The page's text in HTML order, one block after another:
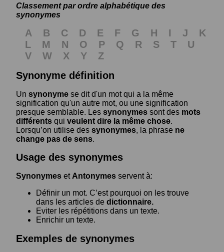
Classement par ordre alphabétique des
synonymes
A B C D E F G H I J
K
L
M N O P Q R S T
U
V
W X Y
Z
Synonyme définition
Un synonyme se dit d'un mot qui a la même
signification qu'un autre mot, ou une signification
presque semblable. Les synonymes sont des mots
différents qui veulent dire la même chose.
Lorsqu’on utilise des synonymes, la phrase ne
change pas de sens.
Usage des synonymes
Synonymes et Antonymes servent à:
Définir un mot. C’est pourquoi on les trouve
dans les articles de dictionnaire.
Eviter les répétitions dans un texte.
Enrichir un texte.
Exemples de synonymes